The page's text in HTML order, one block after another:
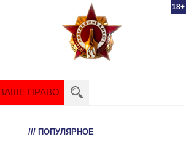
18+
ПРАВО
/// ПОПУЛЯРНОЕ